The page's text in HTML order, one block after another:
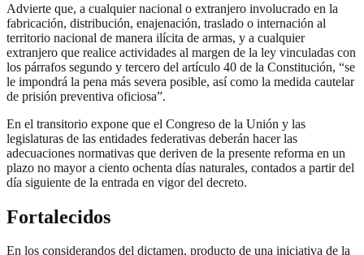
Advierte que, a cualquier nacional o extranjero involucrado en la
fabricación, distribución, enajenación, traslado o internación al
territorio nacional de manera ilícita de armas, y a cualquier
extranjero que realice actividades al margen de la ley vinculadas con
los párrafos segundo y tercero del artículo 40 de la Constitución, “se
le impondrá la pena más severa posible, así como la medida cautelar
de prisión preventiva oficiosa”.
En el transitorio expone que el Congreso de la Unión y las
legislaturas de las entidades federativas deberán hacer las
adecuaciones normativas que deriven de la presente reforma en un
plazo no mayor a ciento ochenta días naturales, contados a partir del
día siguiente de la entrada en vigor del decreto.
Fortalecidos
En los considerandos del dictamen, producto de una iniciativa de la